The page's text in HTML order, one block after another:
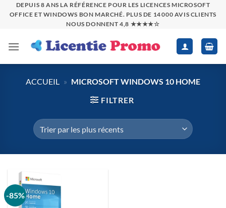
PasserDEPUIS 8 ANS LA RÉFÉRENCE POUR LES LICENCES MICROSOFT
OFFICE ET WINDOWS BON MARCHÉ. PLUS DE 14 000 AVIS CLIENTS
NOUS DONNENT 4,8 ★★★★☆
ACCUEIL » MICROSOFT WINDOWS 10 HOME
FILTRER
-85%